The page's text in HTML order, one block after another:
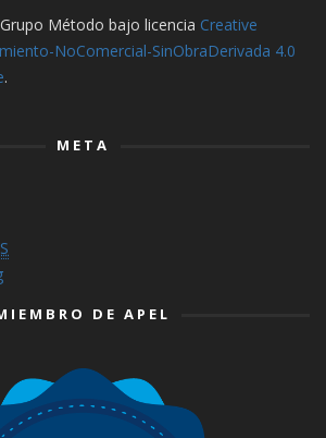
Método bajo licencia Creative
NoComercial-SinObraDerivada 4.0
.
META
DE APEL